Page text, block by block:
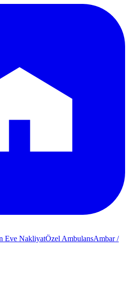
Eve NakliyatÖzel AmbulansAmbar /